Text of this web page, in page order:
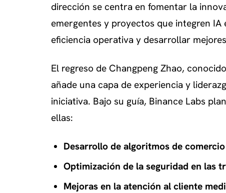
dirección se centra en fomentar la
emergentes y proyectos que integren
eficiencia operativa y desarrollar
El regreso de Changpeng Zhao,
añade una capa de experiencia y
iniciativa. Bajo su guía, Binance Labs
ellas:
Desarrollo de algoritmos de comercio
Optimización de la seguridad en las
Mejoras en la atención al cliente